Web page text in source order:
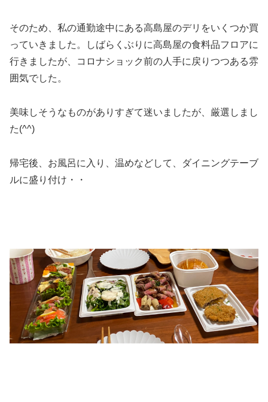
そのため、私の通勤途中にある高島屋のデリをいくつか買
っていきました。しばらくぶりに高島屋の食料品フロアに
行きましたが、コロナショック前の人手に戻りつつある雰
囲気でした。
美味しそうなものがありすぎて迷いましたが、厳選しまし
た(^^)
帰宅後、お風呂に入り、温めなどして、ダイニングテーブ
ルに盛り付け・・